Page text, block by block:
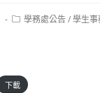
Post學務處公告/學生事
下載